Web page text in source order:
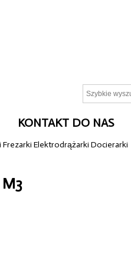
KONTAKT DO NAS
Frezarki Elektrodrążarki Docierarki
M3